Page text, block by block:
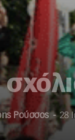
Ρούσσος - 28